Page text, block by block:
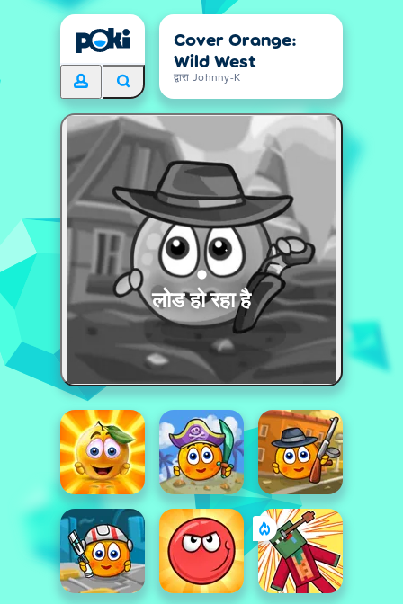
Cover Orange:
Wild West
द्वारा Johnny-K
लोड हो रहा है